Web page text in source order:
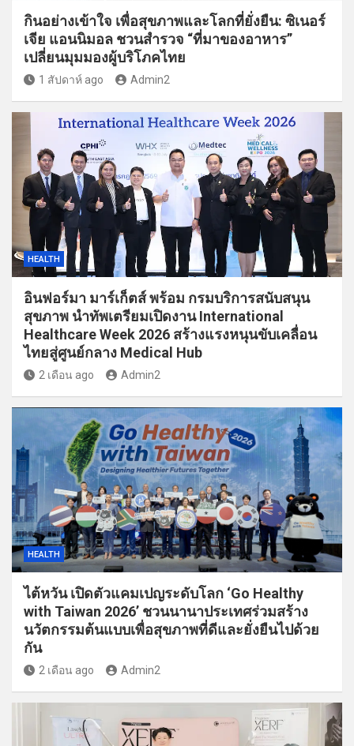
กินอย่างเข้าใจ เพื่อสุขภาพและโลกที่ยั่งยืน: ซิเนอร์
เจีย แอนนิมอล ชวนสำรวจ “ที่มาของอาหาร”
เปลี่ยนมุมมองผู้บริโภคไทย
1 สัปดาห์ ago Admin2
HEALTH
อินฟอร์มา มาร์เก็ตส์ พร้อม กรมบริการสนับสนุน
สุขภาพ นำทัพเตรียมเปิดงาน International
Healthcare Week 2026 สร้างแรงหนุนขับเคลื่อน
ไทยสู่ศูนย์กลาง Medical Hub
2 เดือน ago Admin2
HEALTH
ไต้หวัน เปิดตัวแคมเปญระดับโลก ‘Go Healthy
with Taiwan 2026’ ชวนนานาประเทศร่วมสร้าง
นวัตกรรมต้นแบบเพื่อสุขภาพที่ดีและยั่งยืนไปด้วย
กัน
2 เดือน ago Admin2